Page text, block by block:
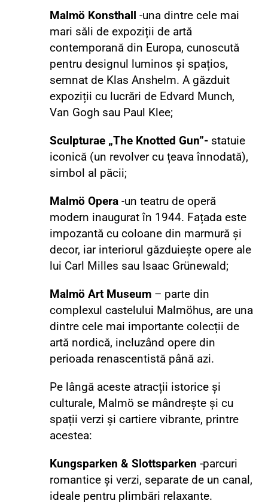
Malmö Konsthall
-una dintre cele mai
mari săli de expoziții de artă
contemporană din Europa, cunoscută
pentru designul luminos și spațios,
semnat de Klas Anshelm.A găzduit
expoziții cu lucrări de Edvard Munch,
Van Gogh sau Paul Klee;
Sculpturae „The Knotted Gun”- statuie
iconică (un revolver cu țeava înnodată),
simbol al păcii;
Malmö Opera -un teatru de operă
modern inaugurat în 1944. Fațada este
impozantă cu coloane din marmură și
decor, iar interiorul găzduiește opere ale
lui Carl Milles sau Isaac Grünewald;
Malmö Art Museum – parte din
complexul castelului Malmöhus, are una
dintre cele mai importante colecții de
artă nordică, incluzând opere din
perioada renascentistă până azi.
Pe lângă aceste atracții istorice și
culturale, Malmö se mândrește și cu
spații verzi și cartiere vibrante, printre
acestea:
Kungsparken & Slottsparken -parcuri
romantice și verzi, separate de un canal,
ideale pentru plimbări relaxante.